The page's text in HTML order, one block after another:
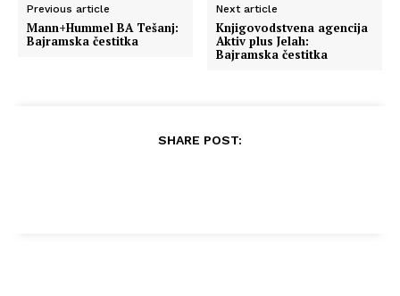
Previous article
Mann+Hummel BA Tešanj:
Bajramska čestitka
Next article
Knjigovodstvena agencija
Aktiv plus Jelah:
Bajramska čestitka
SHARE POST: